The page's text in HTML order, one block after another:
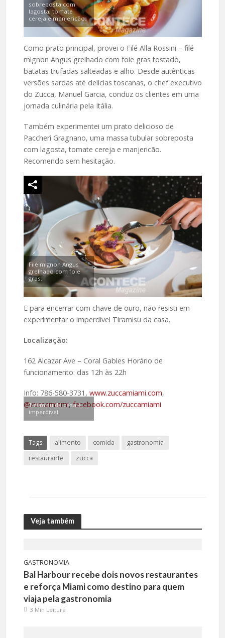
sobreposta com
lagosta, tomate
cereja e manjericão.
Como prato principal, provei o Filé Alla Rossini – filé
mignon Angus grelhado com foie gras tostado,
batatas trufadas salteadas e alho. Desde autênticas
versões sardas até delícias toscanas, o chef executivo
do Zucca, Manuel Garcia, conduz os clientes em uma
jornada culinária pela Itália.
Também experimentei um prato delicioso de
Paccheri Gragnano, uma massa tubular sobreposta
com lagosta, tomate cereja e manjericão.
Recomendo sem hesitação.
Filé mignon Angus
grelhado com foie
gras.
E para encerrar com chave de ouro, não resisti em
experimentar o imperdível Tiramisu da casa.
Localização:
162 Alcazar Ave – Coral Gables Horário de
funcionamento: das 12h às 22h
Info: 786-580-3731, www.zuccamiami.com,
@zuccamiami,facebook.com/zuccamiami
Tiramisu da casa é
imperdível.
Tags alimento comida
gastronomia
restaurante
zucca
Veja também
GASTRONOMIA
Bal Harbour recebe dois novos restaurantes
e reforça Miami como destino para quem
viaja pela gastronomia
3 Min Leitura